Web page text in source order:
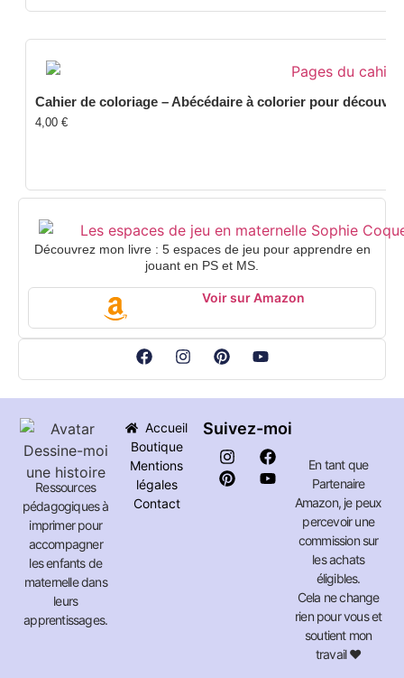
Cahier de coloriage – Abécédaire à colorier pour
4,00 €
Découvrez mon livre : 5 espaces de jeu pour apprendre en
jouant en PS et MS.
Voir sur Amazon
Ressources
pédagogiques à
imprimer pour
accompagner
les enfants de
maternelle dans
leurs
apprentissages.
Accueil
Boutique
Mentions
légales
Contact
Suivez-moi
En tant que
Partenaire
Amazon, je peux
percevoir une
commission sur
les achats
éligibles.
Cela ne change
rien pour vous et
soutient mon
travail ❤️